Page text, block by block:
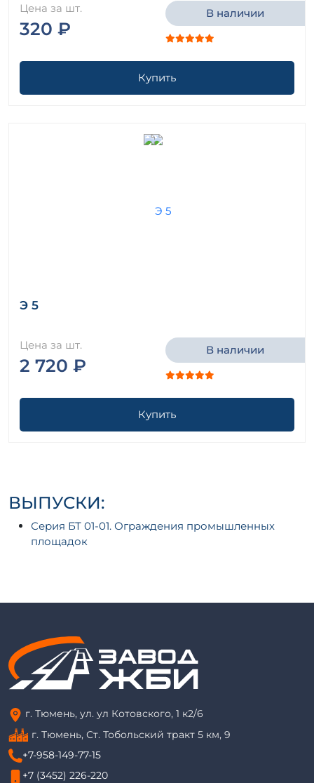
Цена за шт.
320 ₽
В наличии
Купить
Э 5
Цена за шт.
2 720 ₽
В наличии
Купить
ВЫПУСКИ:
Серия БТ 01-01. Ограждения промышленных
площадок
г. Тюмень, ул. ул Котовского, 1 к2/6
г. Тюмень, ​Ст. Тобольский тракт 5 км, 9
+7-958-149-77-15
+7 (3452) 226-220